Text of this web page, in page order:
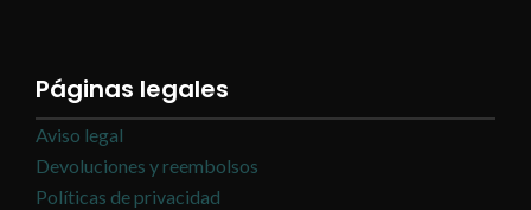
Páginas legales
Aviso legal
Devoluciones y reembolsos
Políticas de privacidad